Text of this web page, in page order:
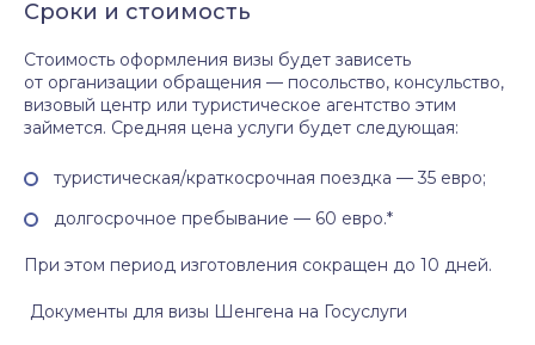
Сроки и стоимость
Стоимость оформления визы будет зависеть
от организации обращения — посольство, консульство,
визовый центр или туристическое агентство этим
займется. Средняя цена услуги будет следующая:
туристическая/краткосрочная поездка — 35 евро;
долгосрочное пребывание — 60 евро.*
При этом период изготовления сокращен до 10 дней.
Документы для визы Шенгена на Госуслуги